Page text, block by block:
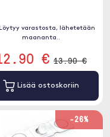
Löytyy varastosta, lähetetään
maananta..
€ 13.90 €
Lisää ostoskoriin
-26%